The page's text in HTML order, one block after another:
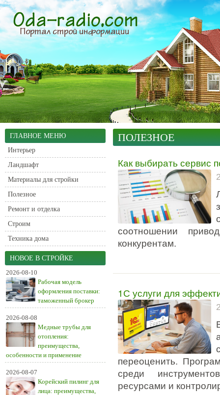
ГЛАВНОЕ МЕНЮ
Интерьер
Ландшафт
Материалы для стройки
Полезное
Ремонт и отделка
Строим
Техника дома
НОВОЕ В СТРОЙКЕ
2026-08-10
Рабочая модель
оформления поставки:
таможенный брокер
2026-08-08
Медные трубы для
отопления:
преимущества,
особенности и применение
2026-08-07
Корейский пилинг для
лица: преимущества,
ПОЛЕЗНОЕ
Как выбирать сервис
соотношении
конкурентам.
1С услуги для
переоценить.
среди
ресурсами и